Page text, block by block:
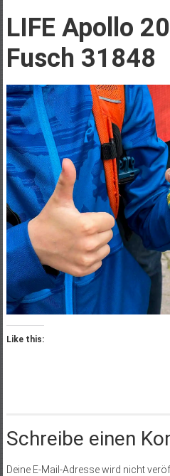
LIFE Apollo
Fusch 31848
Like this:
Schreibe einen
Deine E-Mail-Adresse wird nicht